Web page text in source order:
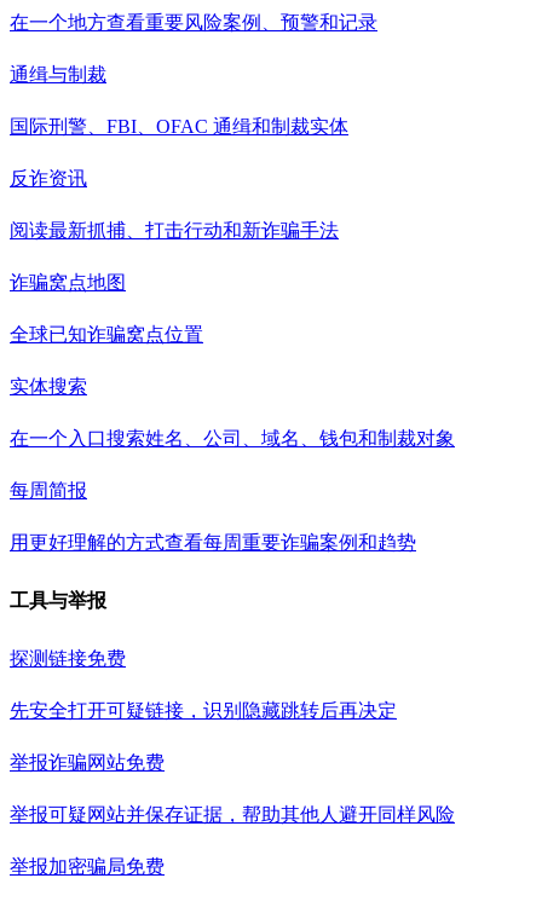
在一个地方查看重要风险案例、预警和记录
通缉与制裁
国际刑警、FBI、OFAC 通缉和制裁实体
反诈资讯
阅读最新抓捕、打击行动和新诈骗手法
诈骗窝点地图
全球已知诈骗窝点位置
实体搜索
在一个入口搜索姓名、公司、域名、钱包和制裁对象
每周简报
用更好理解的方式查看每周重要诈骗案例和趋势
工具与举报
探测链接免费
先安全打开可疑链接，识别隐藏跳转后再决定
举报诈骗网站免费
举报可疑网站并保存证据，帮助其他人避开同样风险
举报加密骗局免费